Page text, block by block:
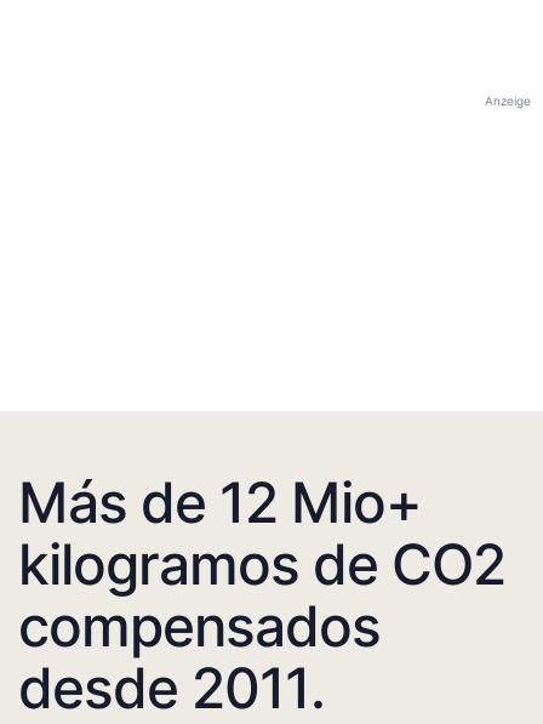
Anzeige
Más de 12 Mio+
kilogramos de CO2
compensados
desde 2011.